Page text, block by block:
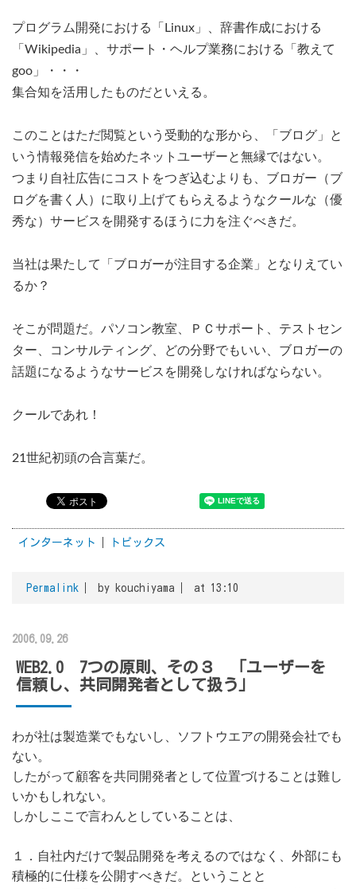
プログラム開発における「Linux」、辞書作成における
「Wikipedia」、サポート・ヘルプ業務における「教えて
goo」・・・
集合知を活用したものだといえる。
このことはただ閲覧という受動的な形から、「ブログ」と
いう情報発信を始めたネットユーザーと無縁ではない。
つまり自社広告にコストをつぎ込むよりも、ブロガー（ブ
ログを書く人）に取り上げてもらえるようなクールな（優
秀な）サービスを開発するほうに力を注ぐべきだ。
当社は果たして「ブロガーが注目する企業」となりえてい
るか？
そこが問題だ。パソコン教室、ＰＣサポート、テストセン
ター、コンサルティング、どの分野でもいい、ブロガーの
話題になるようなサービスを開発しなければならない。
クールであれ！
21世紀初頭の合言葉だ。
インターネット トピックス
Permalink by kouchiyama at 13:10
2006.09.26
WEB2.0 7つの原則、その３ 「ユーザーを
信頼し、共同開発者として扱う」
わが社は製造業でもないし、ソフトウエアの開発会社でも
ない。
したがって顧客を共同開発者として位置づけることは難し
いかもしれない。
しかしここで言わんとしていることは、
１．自社内だけで製品開発を考えるのではなく、外部にも
積極的に仕様を公開すべきだ。ということと